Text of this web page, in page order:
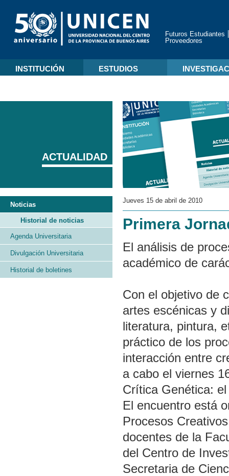
Futuros Estudiantes
Proveedores
INSTITUCIÓN ESTUDIOS
Jueves 15 de abril de 2010
Primera
El análisis de
académico de
Con el objetivo de
artes escénicas y
literatura, pintura,
práctico de los
interacción entre
a cabo el viernes
Crítica Genética:
El encuentro está
Procesos
docentes de la
del Centro de
Secretaria de
ACTUALIDAD
Noticias
Historial de noticias
Agenda Universitaria
Divulgación Universitaria
Historial de boletines